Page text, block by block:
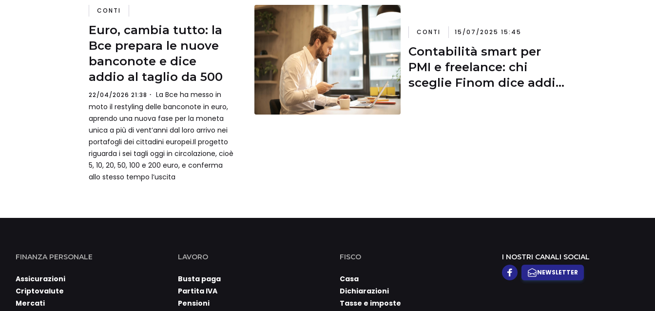
CONTI
Euro, cambia tutto: la
Bce prepara le nuove
banconote e dice
addio al taglio da 500
22/04/2026 21:38
La Bce ha messo in
moto il restyling delle banconote in euro,
aprendo una nuova fase per la moneta
unica a più di vent’anni dal loro arrivo nei
portafogli dei cittadini europei.Il progetto
riguarda i sei tagli oggi in circolazione, cioè
5, 10, 20, 50, 100 e 200 euro, e conferma
allo stesso tempo l’uscita
CONTI 15/07/2025 15:45
Contabilità smart per
PMI e freelance: chi
sceglie Finom dice addio
FINANZA PERSONALE
Assicurazioni
Criptovalute
Mercati
LAVORO
Busta paga
Partita IVA
Pensioni
FISCO
Casa
Dichiarazioni
Tasse e imposte
I NOSTRI CANALI SOCIAL
NEWSLETTER